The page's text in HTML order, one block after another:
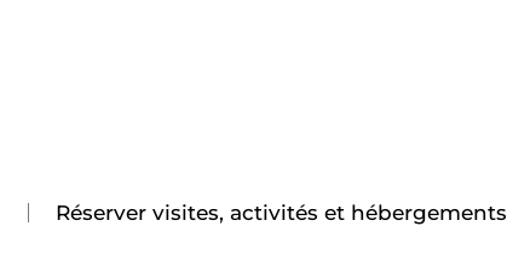
Réserver visites, activités et hébergements